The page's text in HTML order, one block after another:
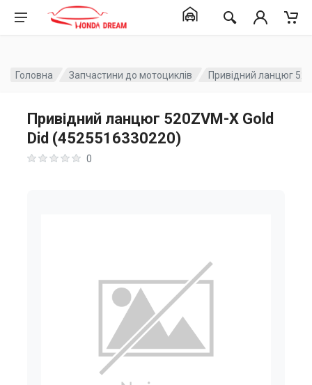
Головна Запчастини до мотоциклів Привідний ланцюг
Привідний ланцюг 520ZVM-X Gold
Did (4525516330220)
0